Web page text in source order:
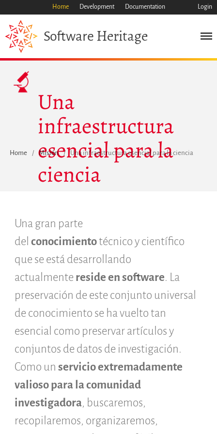
Enfoque
Archivo
Características
Código historico
SWH Acquisition Process
Software Stories
Hacer una donación
Comunidad
Usarios
Desarrolladores
Científicos
Estudiantes
Patrocinadores
Home Development Documentation Login
Software Heritage
Home / Misión / Una infraestructura esencial para la ciencia
Una
infraestructura
esencial para la
ciencia
Una gran parte
del conocimiento técnico y científico
que se está desarrollando
actualmente reside en software. La
preservación de este conjunto universal
de conocimiento se ha vuelto tan
esencial como preservar artículos y
conjuntos de datos de investigación.
Como un servicio extremadamente
valioso para la comunidad
investigadora, buscaremos,
recopilaremos, organizaremos,